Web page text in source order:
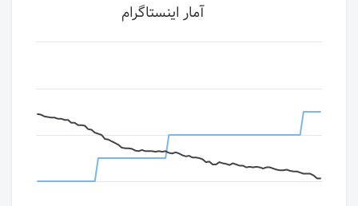
آمار اینستاگرام